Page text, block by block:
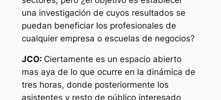
una investigación de cuyos resultados se
puedan beneficiar los profesionales de
cualquier empresa o escuelas de negocios?
JCO: Ciertamente es un espacio abierto
mas aya de lo que ocurre en la dinámica de
tres horas, donde posteriormente los
asistentes y resto de público interesado